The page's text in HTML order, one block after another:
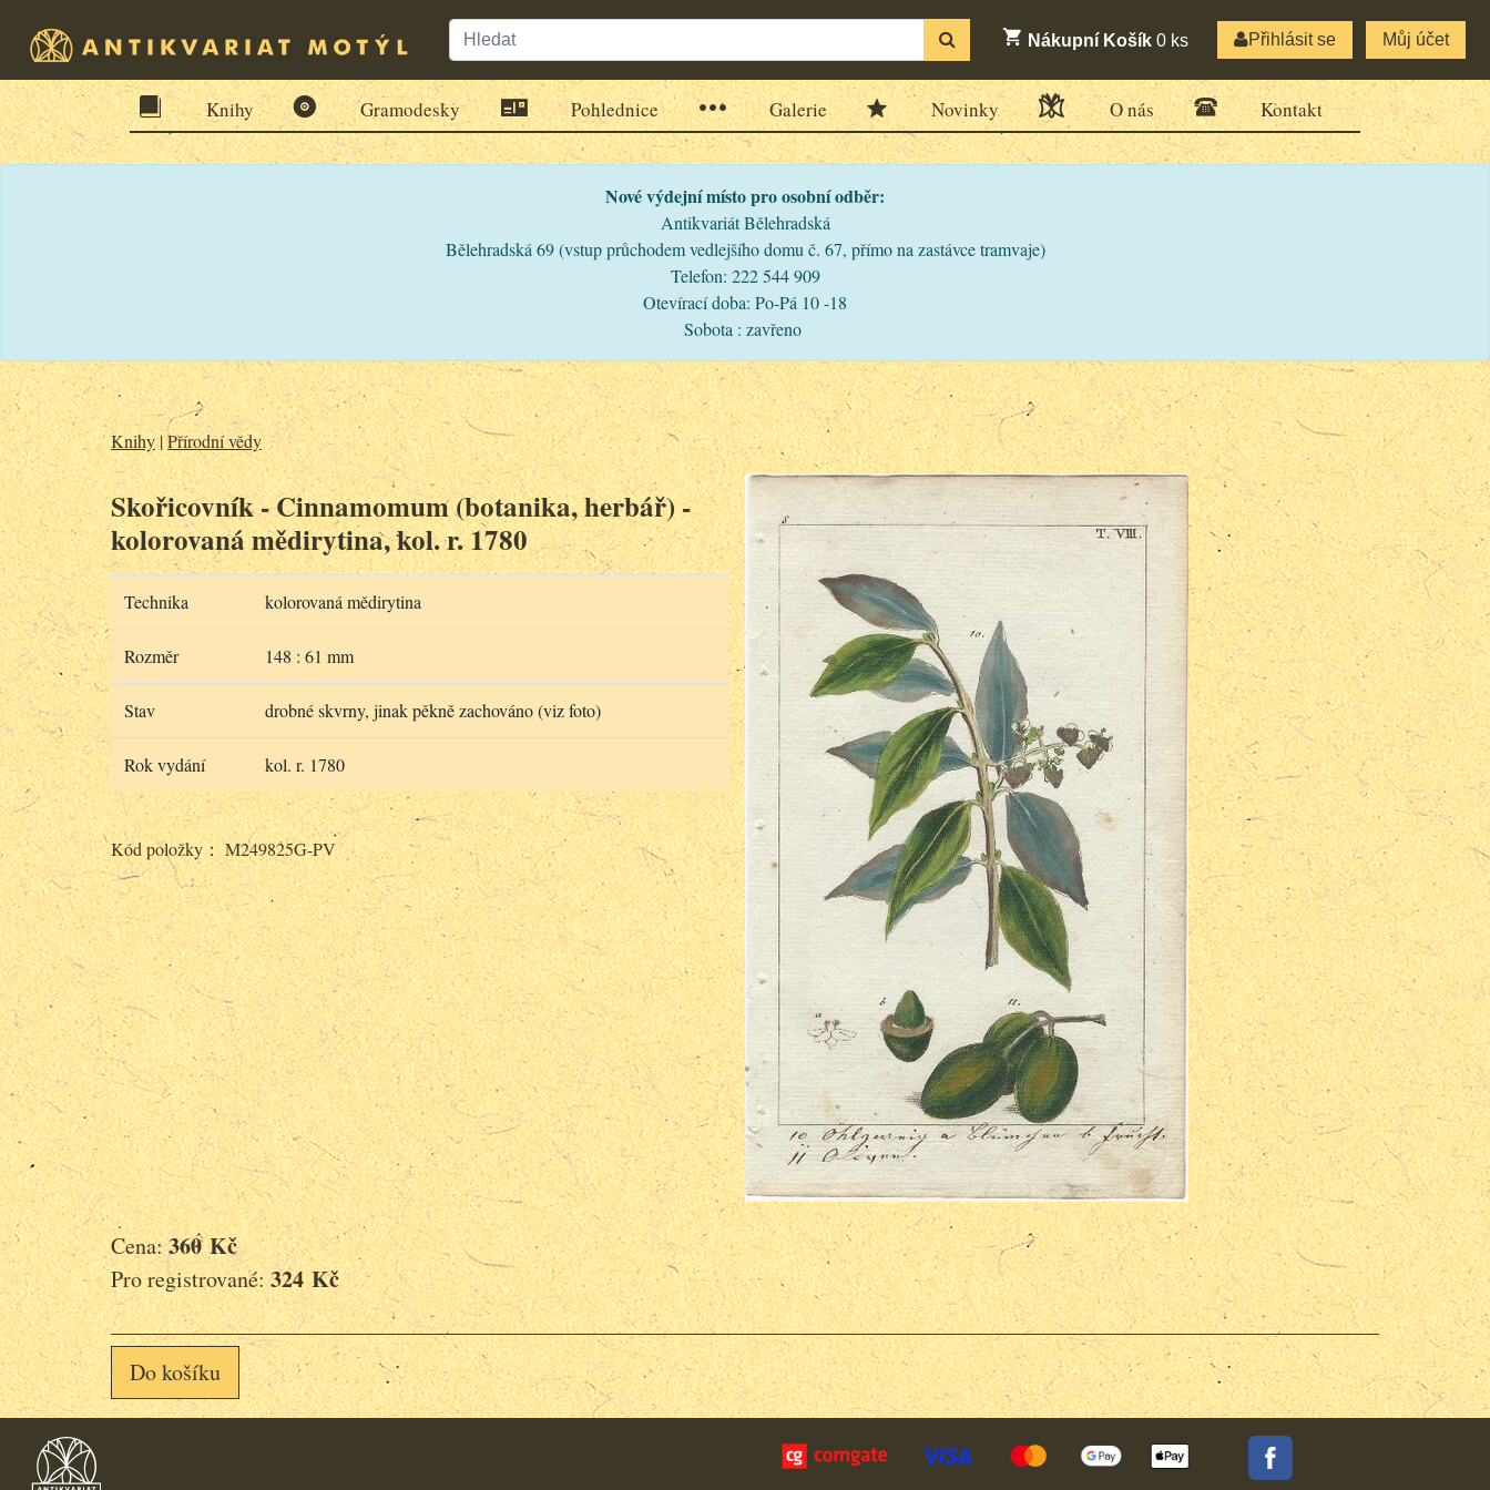
Nákupní Košík 0 ks Přihlásit se Můj účet
Knihy Gramodesky Pohlednice Galerie Novinky O nás Kontakt
Nové výdejní místo pro osobní odběr:
Antikvariát Bělehradská
Bělehradská 69 (vstup průchodem vedlejšího domu č. 67, přímo na zastávce tramvaje)
Telefon: 222 544 909
Otevírací doba: Po-Pá 10 -18
Sobota : zavřeno
Knihy|Přírodní vědy
Skořicovník - Cinnamomum (botanika, herbář) -
kolorovaná mědirytina, kol. r. 1780
Technika kolorovaná mědirytina
Rozměr 148 : 61 mm
Stav drobné skvrny, jinak pěkně zachováno (viz foto)
Rok vydání kol. r. 1780
Kód položky： M249825G-PV
Cena:360 Kč
Pro registrované:324 Kč
Do košíku